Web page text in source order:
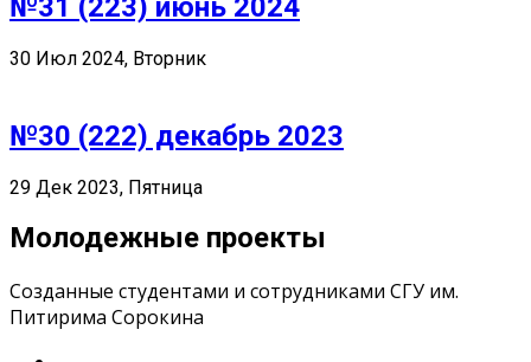
№31 (223) июнь 2024
30 Июл 2024, Вторник
№30 (222) декабрь 2023
29 Дек 2023, Пятница
Молодежные проекты
Созданные студентами и сотрудниками СГУ им.
Питирима Сорокина